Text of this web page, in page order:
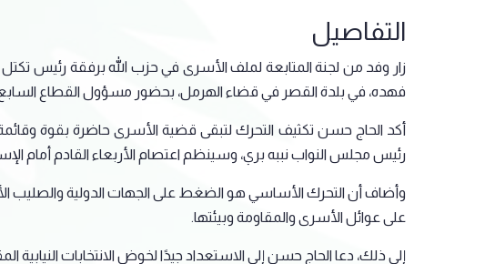
التفاصيل
زار وفد من لجنة المتابعة لملف الأسرى في حزب الله برفقة رئيس
فهده، في بلدة القصر في قضاء الهرمل، بحضور مسؤول القطاع
أكد الحاج حسن تكثيف التحرك لتبقى قضية الأسرى حاضرة بقوة
رئيس مجلس النواب نببه بري، وسينظم اعتصام الأربعاء القادم أمام
وأضاف أن التحرك الأساسي هو الضغط على الجهات الدولية
على عوائل الأسرى والمقاومة وبيئتها.
إلى ذلك، دعا الحاج حسن إلى الاستعداد جيدًا لخوض الانتخابات